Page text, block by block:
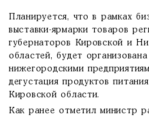
Планируется, что в рамках
выставки-ярмарки товаров
губернаторов Кировской и
областей, будет
нижегородскими
дегустация продуктов
Кировской области.
Как ранее отметил министр